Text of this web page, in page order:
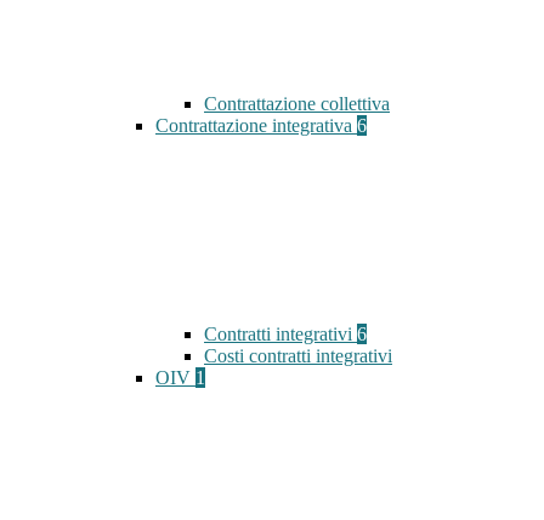
Contrattazione collettiva
Contrattazione integrativa 6
Contratti integrativi 6
Costi contratti integrativi
OIV 1